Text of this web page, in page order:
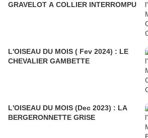
GRAVELOT A COLLIER INTERROMPU
L'OISEAU DU MOIS ( Fev 2024) : LE
CHEVALIER GAMBETTE
L'OISEAU DU MOIS (Dec 2023) : LA
BERGERONNETTE GRISE